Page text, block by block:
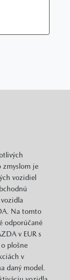
zmyslom je
vozidiel
Na tomto
odporúčané
v EUR s
plošne
v
daný model.